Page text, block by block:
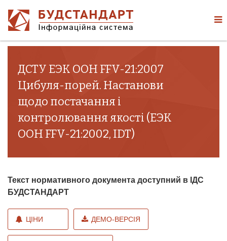
ДСТУ ЕЭК ООН FFV-21:2007
Цибуля-порей. Настанови
щодо постачання і
контролювання якості (ЕЭК
ООН FFV-21:2002, IDT)
Текст нормативного документа доступний в ІДС
БУДСТАНДАРТ
ЦІНИ ДЕМО-ВЕРСІЯ